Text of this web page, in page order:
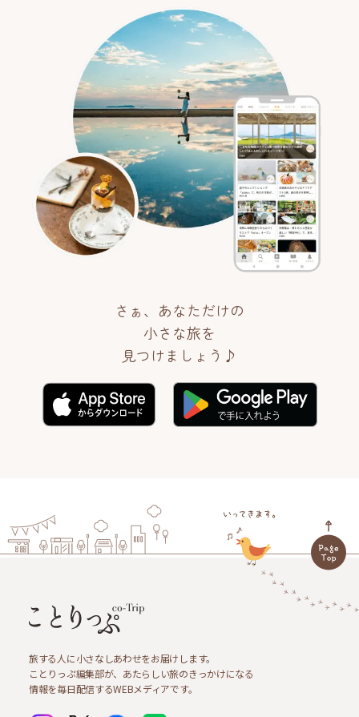
さぁ、あなただけの
小さな旅を
見つけましょう♪
旅する人に小さなしあわせをお届けします。
ことりっぷ編集部が、あたらしい旅のきっかけになる
情報を毎日配信するWEBメディアです。